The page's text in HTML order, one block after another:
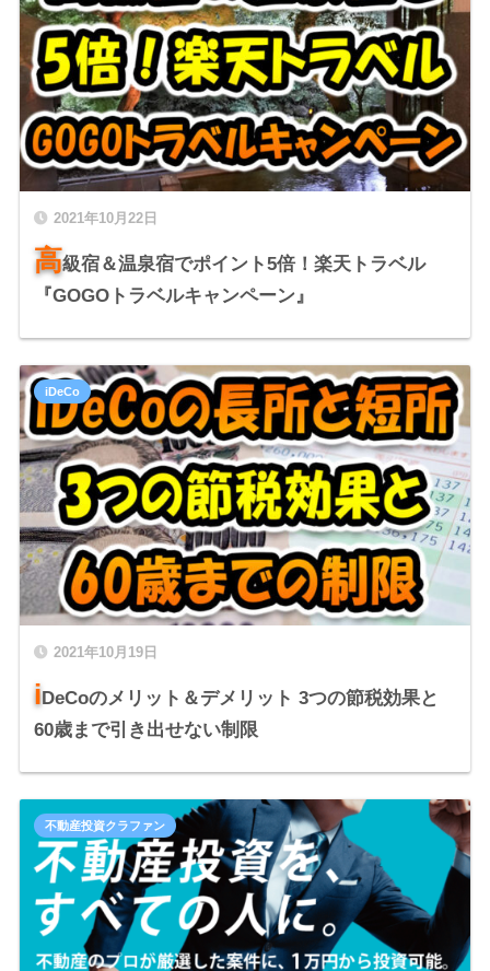
2021年10月22日
高級宿＆温泉宿でポイント5倍！楽天トラベル
『GOGOトラベルキャンペーン』
2021年10月19日
iDeCoのメリット＆デメリット 3つの節税効果と
60歳まで引き出せない制限
iDeCo
不動産投資クラファン